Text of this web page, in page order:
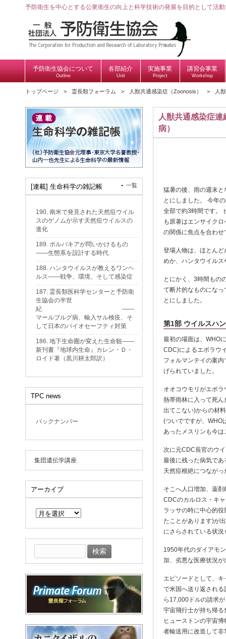
予防衛生を中心とする公衆衛生の向上と科学技術の発展を目的として活
予防衛生協会について
Outline
各部紹介
Unit
実施事業
Project
講習会事業
Workshop
トップページ 霊長類フォーラム 人獣共通感染症（Zoonosis） 人
人獣共通感染症
病）
猛暑の後、雨の週末
とにしました。 今年
全部で約3時間です。
も原著はエンサイク
の関係に焦点を合わ
登場人物は、ほとん
めか、ハンタウイル
とにかく、3時間もの
て断片的なものにな
とにしました。
第1部 ウイルスハ
最初の場面は、WHO
CDC)によるエボラウ
フォルマンテイの案
げられていました。
オオコウモリがエボ
熱帯雨林に入って死
出てこない)からの材
(ついでですが、WHO
あったメスリンも今
次に元CDC長官のウ
最後に残った病気で
天然痘根絶につなが
そこへ人口増加、薬
CDCのカルロス・キ
ラッサの時に中心的
たことがあります)が
にさらされている状
1950年代のダイアモ
加、劣悪な医療状況
エピソードとして、
で米国へ送り返され
ら17,000ドルの請求
宇宙飛行士が持ち帰
ヒューストンの宇宙
者輸送用に改造して
[連載] 生命科学の雑記帳 一覧
190. 南米で発見された天然痘ウイル
スのゲノムが示す天然痘ウイルスの
進化
189. ボルバキアが問いかけるもの
——生態系を設計する時代
188. ハンタウイルスが教えるワンヘ
ルス——戦争、環境、そして感染症
187. 霊長類医科学センターと予防衛
生協会の半世
紀 ——
マールブルグ病、輸入サル検疫、そ
して日本のバイオセーフティ対策
186. 地下生命圏が変えた生命観——
新刊書『地球内生命』カレン・Ｄ・
ロイド著（黒川耕太郎訳）
TPC news
バックナンバー
集団遺伝学講座
アーカイブ
イ
ブ
索: